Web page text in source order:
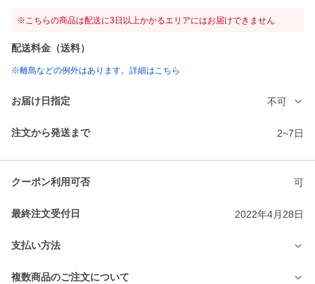
※こちらの商品は配送に3日以上かかるエリアにはお届けできません
配送料金（送料）
※離島などの例外はあります。詳細はこちら
お届け日指定 不可
注文から発送まで 2~7日
クーポン利用可否 可
最終注文受付日 2022年4月28日
支払い方法
複数商品のご注文について